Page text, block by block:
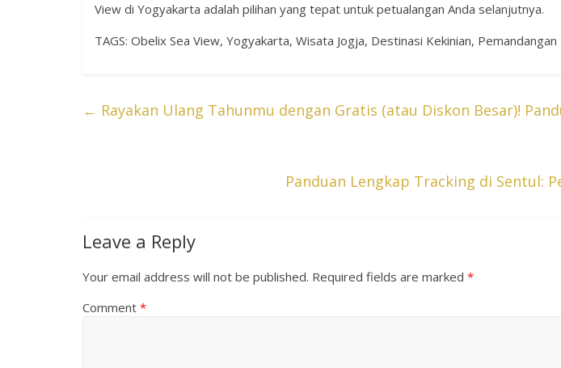
View di Yogyakarta adalah pilihan yang tepat untuk petualangan Anda selanjutnya.
TAGS: Obelix Sea View, Yogyakarta, Wisata Jogja, Destinasi Kekinian,
← Rayakan Ulang Tahunmu dengan Gratis (atau Diskon Besar)!
Panduan Lengkap Tracking di Sentul:
Leave a Reply
Your email address will not be published. Required fields are marked *
Comment *